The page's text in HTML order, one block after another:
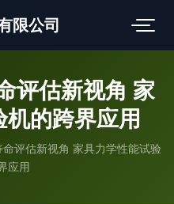
限公司
评估新视角 家
的跨界应用
评估新视角 家具力学性能试验
应用